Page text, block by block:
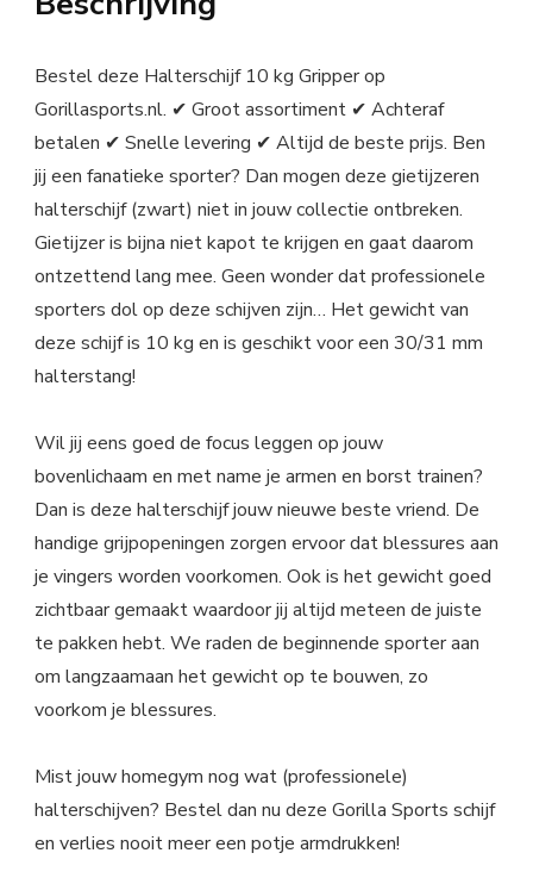
Bestel deze Halterschijf 10 kg Gripper op
Gorillasports.nl. ✔ Groot assortiment ✔ Achteraf
betalen ✔ Snelle levering ✔ Altijd de beste prijs. Ben
jij een fanatieke sporter? Dan mogen deze gietijzeren
halterschijf (zwart) niet in jouw collectie ontbreken.
Gietijzer is bijna niet kapot te krijgen en gaat daarom
ontzettend lang mee. Geen wonder dat professionele
sporters dol op deze schijven zijn… Het gewicht van
deze schijf is 10 kg en is geschikt voor een 30/31 mm
halterstang!
Wil jij eens goed de focus leggen op jouw
bovenlichaam en met name je armen en borst trainen?
Dan is deze halterschijf jouw nieuwe beste vriend. De
handige grijpopeningen zorgen ervoor dat blessures aan
je vingers worden voorkomen. Ook is het gewicht goed
zichtbaar gemaakt waardoor jij altijd meteen de juiste
te pakken hebt. We raden de beginnende sporter aan
om langzaamaan het gewicht op te bouwen, zo
voorkom je blessures.
Mist jouw homegym nog wat (professionele)
halterschijven? Bestel dan nu deze Gorilla Sports schijf
en verlies nooit meer een potje armdrukken!